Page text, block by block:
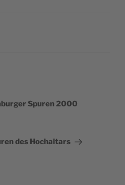
Spuren 2000
des Hochaltars